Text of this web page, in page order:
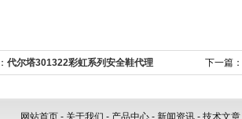
代尔塔301322彩虹系列安全鞋代理 下一篇：